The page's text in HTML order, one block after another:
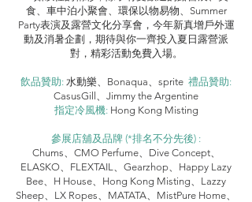
食、車中泊小聚會、環保以物易物、Summer
Party表演及露營文化分享會，今年新真增戶外運
動及消暑企劃，期待與你一齊投入夏日露營派
對，精彩活動免費入場。
飲品贊助: 水動樂、Bonaqua、sprite 禮品贊助:
CasusGill、Jimmy the Argentine
指定冷風機:Hong Kong Misting
參展店舖及品牌 (*排名不分先後) :
Chums、CMO Perfume、Dive Concept、
ELASKO、FLEXTAIL、Gearzhop、Happy Lazy
Bee、H House、Hong Kong Misting、Lazzy
Sheep、LX Ropes、MATATA、MistPure Home、